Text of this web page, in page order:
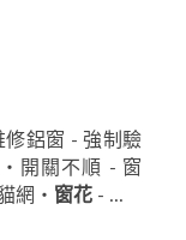
修鋁窗 - 強制驗
開關不順 - 窗
網・ 窗花 - ...